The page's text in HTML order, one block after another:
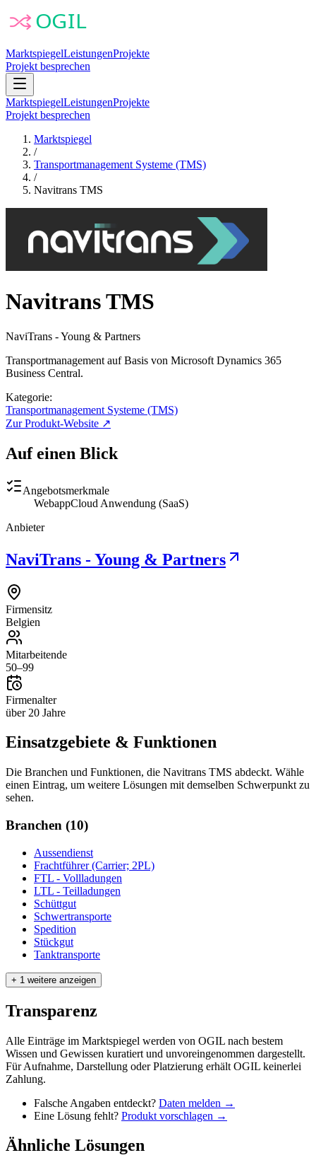
MarktspiegelLeistungenProjekte
Projekt besprechen
MarktspiegelLeistungenProjekte
Projekt besprechen
Marktspiegel
/
Transportmanagement Systeme (TMS)
/
Navitrans TMS
Navitrans TMS
NaviTrans - Young & Partners
Transportmanagement auf Basis von Microsoft Dynamics 365
Business Central.
Kategorie:
Transportmanagement Systeme (TMS)
Zur Produkt-Website ↗
Auf einen Blick
Angebotsmerkmale
WebappCloud Anwendung (SaaS)
Anbieter
NaviTrans - Young & Partners
Firmensitz
Belgien
Mitarbeitende
50–99
Firmenalter
über 20 Jahre
Einsatzgebiete & Funktionen
Die Branchen und Funktionen, die Navitrans TMS abdeckt. Wähle
einen Eintrag, um weitere Lösungen mit demselben Schwerpunkt zu
sehen.
Branchen (10)
Aussendienst
Frachtführer (Carrier; 2PL)
FTL - Vollladungen
LTL - Teilladungen
Schüttgut
Schwertransporte
Spedition
Stückgut
Tanktransporte
+ 1 weitere anzeigen
Transparenz
Alle Einträge im Marktspiegel werden von OGIL nach bestem
Wissen und Gewissen kuratiert und unvoreingenommen dargestellt.
Für Aufnahme, Darstellung oder Platzierung erhält OGIL keinerlei
Zahlung.
Falsche Angaben entdeckt? Daten melden →
Eine Lösung fehlt? Produkt vorschlagen →
Ähnliche Lösungen